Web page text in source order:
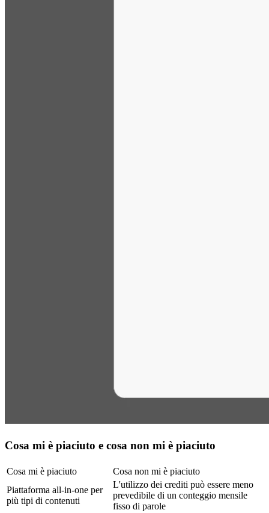
Cosa mi è piaciuto e cosa non mi è piaciuto
Cosa mi è piaciuto
Cosa non mi è piaciuto
Piattaforma all-in-one per
più tipi di contenuti
L'utilizzo dei crediti può essere meno
prevedibile di un conteggio mensile
fisso di parole